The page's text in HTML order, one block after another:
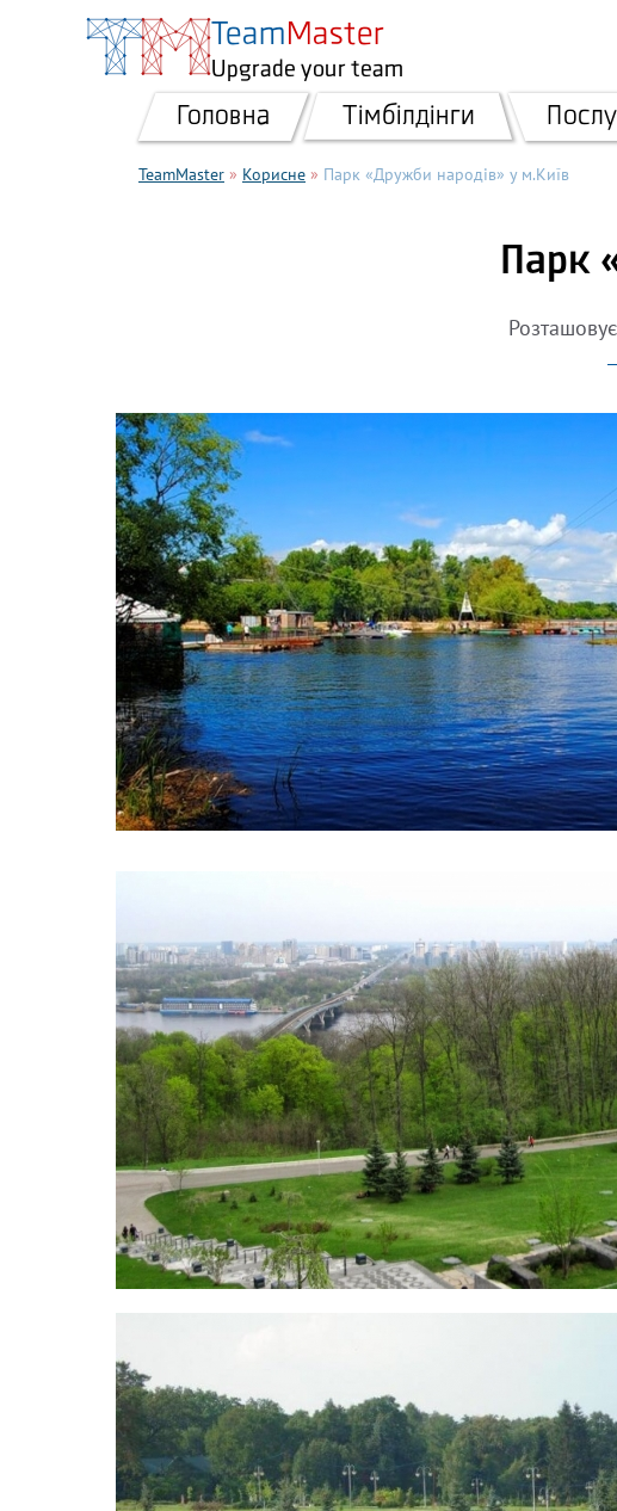
Перейти до основного вмісту
TeamMaster
Upgrade your team
Головна Тімбілдінги
TeamMaster » Корисне » Парк «Дружби народів» у м.Київ
Парк